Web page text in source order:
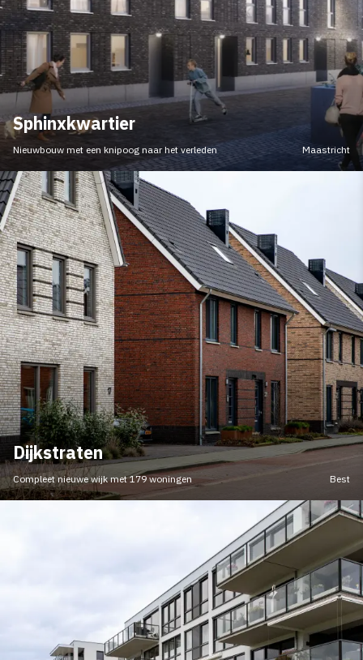
Sphinxkwartier
Nieuwbouw met een knipoog naar het verleden Maastricht
Dijkstraten
Compleet nieuwe wijk met 179 woningen Best